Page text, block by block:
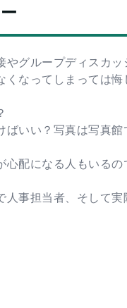
グループディスカ
なってしまっては悔
いい？写真は写真館
配になる人もいるの
事担当者、そして